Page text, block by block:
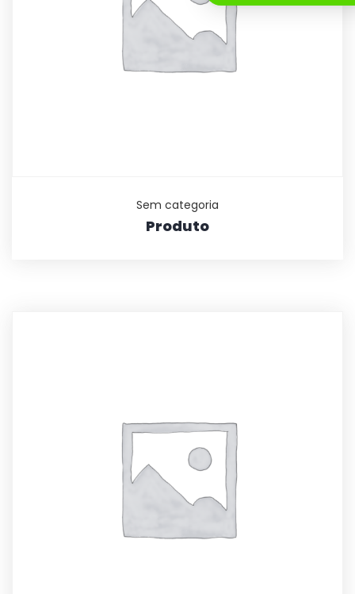
Sem categoria
Produto